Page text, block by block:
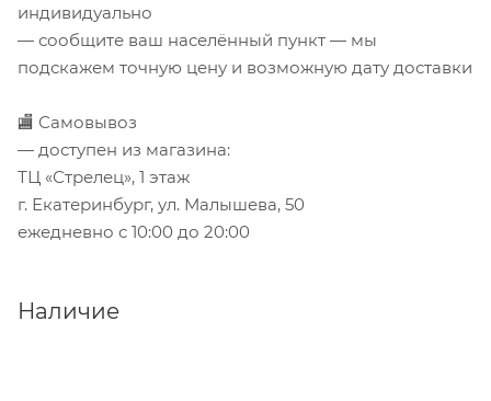
индивидуально
— сообщите ваш населённый пункт — мы
подскажем точную цену и возможную дату доставки
🏬 Самовывоз
— доступен из магазина:
ТЦ «Стрелец», 1 этаж
г. Екатеринбург, ул. Малышева, 50
ежедневно с 10:00 до 20:00
Наличие